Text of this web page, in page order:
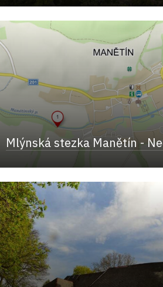
Mlýnská stezka Manětín -